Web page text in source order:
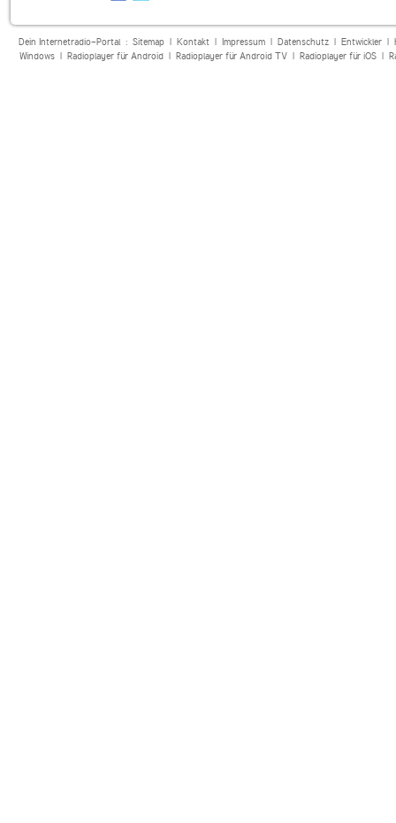
Dein Internetradio-Portal : Sitemap| Kontakt| Impressum| Datenschutz| Entwickler|
Windows| Radioplayer für Android| Radioplayer für Android TV| Radioplayer für iOS|